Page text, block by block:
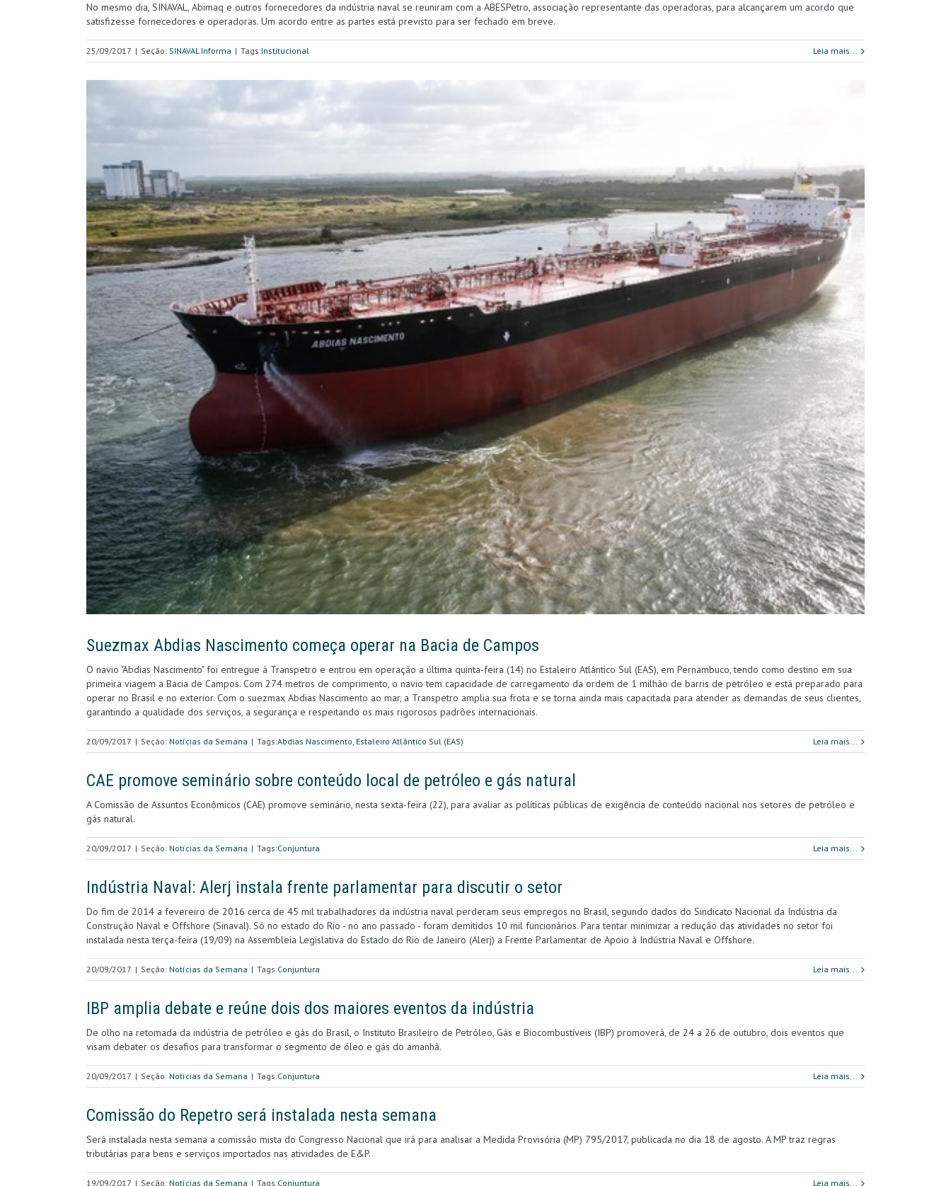
No mesmo dia, SINAVAL, Abimaq e outros fornecedores da indústria naval se reuniram com a ABESPetro, associação representante das operadoras, para alcançarem um acordo que
satisfizesse fornecedores e operadoras. Um acordo entre as partes está previsto para ser fechado em breve.
25/09/2017 | Seção: SINAVAL Informa | Tags:Institucional Leia mais...
Suezmax Abdias Nascimento começa operar na Bacia de Campos
O navio "Abdias Nascimento" foi entregue à Transpetro e entrou em operação a última quinta-feira (14) no Estaleiro Atlântico Sul (EAS), em Pernambuco, tendo como destino em sua
primeira viagem a Bacia de Campos. Com 274 metros de comprimento, o navio tem capacidade de carregamento da ordem de 1 milhão de barris de petróleo e está preparado para
operar no Brasil e no exterior. Com o suezmax Abdias Nascimento ao mar, a Transpetro amplia sua frota e se torna ainda mais capacitada para atender as demandas de seus clientes,
garantindo a qualidade dos serviços, a segurança e respeitando os mais rigorosos padrões internacionais.
20/09/2017 | Seção: Notícias da Semana | Tags:Abdias Nascimento Estaleiro Atlântico Sul (EAS) Leia mais...
CAE promove seminário sobre conteúdo local de petróleo e gás natural
A Comissão de Assuntos Econômicos (CAE) promove seminário, nesta sexta-feira (22), para avaliar as políticas públicas de exigência de conteúdo nacional nos setores de petróleo e
gás natural.
20/09/2017 | Seção: Notícias da Semana | Tags:Conjuntura Leia mais...
Indústria Naval: Alerj instala frente parlamentar para discutir o setor
Do fim de 2014 a fevereiro de 2016 cerca de 45 mil trabalhadores da indústria naval perderam seus empregos no Brasil, segundo dados do Sindicato Nacional da Indústria da
Construção Naval e Offshore (Sinaval). Só no estado do Rio - no ano passado - foram demitidos 10 mil funcionários. Para tentar minimizar a redução das atividades no setor foi
instalada nesta terça-feira (19/09) na Assembleia Legislativa do Estado do Rio de Janeiro (Alerj) a Frente Parlamentar de Apoio à Indústria Naval e Offshore.
20/09/2017 | Seção: Notícias da Semana | Tags:Conjuntura Leia mais...
IBP amplia debate e reúne dois dos maiores eventos da indústria
De olho na retomada da indústria de petróleo e gás do Brasil, o Instituto Brasileiro de Petróleo, Gás e Biocombustíveis (IBP) promoverá, de 24 a 26 de outubro, dois eventos que
visam debater os desafios para transformar o segmento de óleo e gás do amanhã.
20/09/2017 | Seção: Notícias da Semana | Tags:Conjuntura Leia mais...
Comissão do Repetro será instalada nesta semana
Será instalada nesta semana a comissão mista do Congresso Nacional que irá para analisar a Medida Provisória (MP) 795/2017, publicada no dia 18 de agosto. A MP traz regras
tributárias para bens e serviços importados nas atividades de E&P.
19/09/2017 | Seção: Notícias da Semana | Tags:Conjuntura Leia mais...